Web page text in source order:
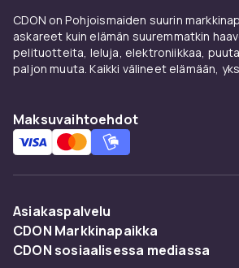
CDON on Pohjoismaiden suurin
askareet kuin elämän suuremmatkin
pelituotteita, leluja, elektroniikkaa,
paljon muuta. Kaikki välineet elämään,
Maksuvaihtoehdot
Asiakaspalvelu
Usein kysyttyä (UKK)
CDON Markkinapaikka
Merchant Help Center
CDON sosiaalisessa mediassa